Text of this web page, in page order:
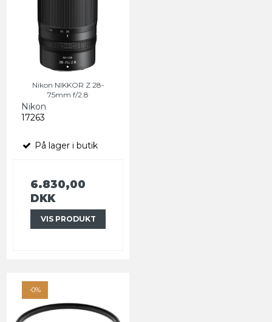
Nikon NIKKOR Z 28-
75mm f/2.8
Nikon
17263
På lager i butik
6.830,00
DKK
VIS PRODUKT
-0%